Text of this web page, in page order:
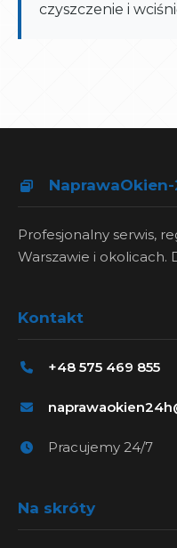
czyszczenie i
Profesjonalny serwis,
Warszawie i okolicach.
Kontakt
+48 575 469 855
Pracujemy 24/7
Na skróty